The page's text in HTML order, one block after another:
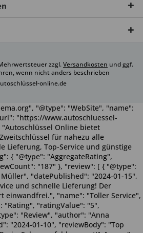
zzgl.Versandkosten und ggf.
wenn nicht anders beschrieben
online.de
"@type": "WebSite", "name":
"https://www.autoschluessel-
Online bietet
für nahezu alle
Lieferung, Top-Service und günstige
{ "@type": "AggregateRating",
"187" }, "review": [ { "@type":
"datePublished": "2024-01-15",
und schnelle Lieferung! Der
einwandfrei.", "name": "Toller Service",
"Rating", "ratingValue": "5",
"Review", "author": "Anna
"2024-01-10", "reviewBody": "Top